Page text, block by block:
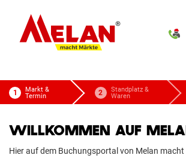
Markt &
Termin
Standplatz &
Waren
WILLKOMMEN AUF
Hier auf dem Buchungsportal von Melan macht